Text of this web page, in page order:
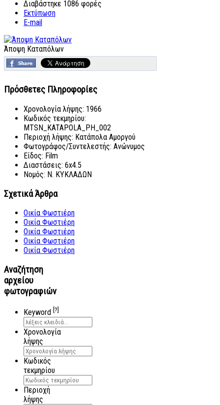
Διαβάστηκε 1086 φορές
Εκτύπωση
E-mail
Άποψη Καταπόλων
Πρόσθετες Πληροφορίες
Χρονολογία λήψης: 1966
Κωδικός τεκμηρίου:
MTSN_KATAPOLA_PH_002
Περιοχή λήψης: Κατάπολα Αμοργού
Φωτογράφος/Συντελεστής: Ανώνυμος
Είδος: Film
Διαστάσεις: 6x4.5
Νομός: Ν. ΚΥΚΛΑΔΩΝ
Σχετικά Άρθρα
Οικία Φωστιέρη
Οικία Φωστιέρη
Οικία Φωστιέρη
Οικία Φωστιέρη
Οικία Φωστιέρη
Αναζήτηση
αρχείου
φωτογραφιών
Keyword [?]
Χρονολογία
λήψης
Κωδικός
τεκμηρίου
Περιοχή
λήψης